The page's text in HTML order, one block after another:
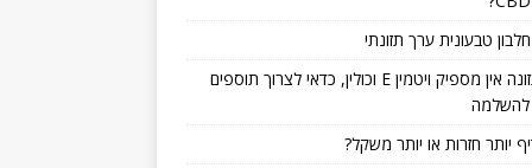
טבעונית ערך תזונתי
אם בתזונה אין מספיק ויטמין E וכולין, כדאי לצרוך תוספים
יותר חזרות או יותר משקל?